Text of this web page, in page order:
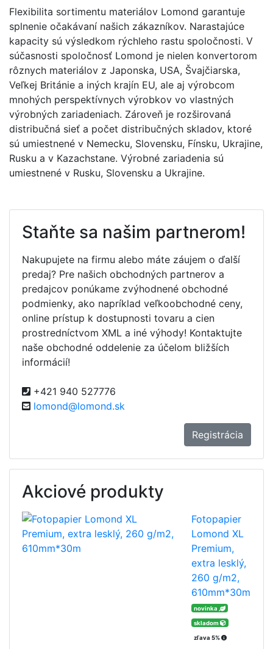
Flexibilita sortimentu materiálov Lomond garantuje
splnenie očakávaní našich zákazníkov. Narastajúce
kapacity sú výsledkom rýchleho rastu spoločnosti. V
súčasnosti spoločnosť Lomond je nielen konvertorom
rôznych materiálov z Japonska, USA, Švajčiarska,
Veľkej Británie a iných krajín EU, ale aj výrobcom
mnohých perspektívnych výrobkov vo vlastných
výrobných zariadeniach. Zároveň je rozširovaná
distribučná sieť a počet distribučných skladov, ktoré
sú umiestnené v Nemecku, Slovensku, Fínsku, Ukrajine,
Rusku a v Kazachstane. Výrobné zariadenia sú
umiestnené v Rusku, Slovensku a Ukrajine.
Staňte sa našim partnerom!
Nakupujete na firmu alebo máte záujem o ďalší
predaj? Pre našich obchodných partnerov a
predajcov ponúkame zvýhodnené obchodné
podmienky, ako napríklad veľkoobchodné ceny,
online prístup k dostupnosti tovaru a cien
prostredníctvom XML a iné výhody! Kontaktujte
naše obchodné oddelenie za účelom bližších
informácií!
+421 940 527776
lomond@lomond.sk
Registrácia
Akciové produkty
Fotopapier
Lomond XL
Premium,
extra lesklý,
260 g/m2,
610mm*30m
novinka
skladom
zľava 5%